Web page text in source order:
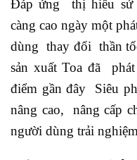
Đáp ứng thị hiếu sử
càng cao ngày một
dùng thay đổi thần
sản xuất Toa đã
điểm gần đây Siêu
nâng cao, nâng cấp
người dùng trải